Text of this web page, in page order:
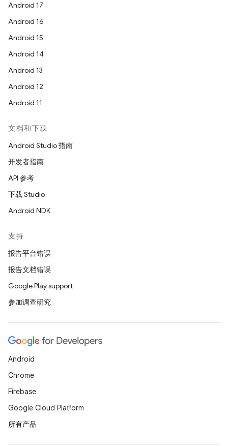
Android 17
Android 16
Android 15
Android 14
Android 13
Android 12
Android 11
文档和下载
Android Studio 指南
开发者指南
API 参考
下载 Studio
Android NDK
支持
报告平台错误
报告文档错误
Google Play support
参加调查研究
Android
Chrome
Firebase
Google Cloud Platform
所有产品